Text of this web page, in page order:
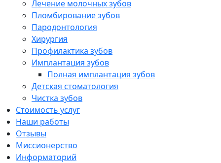
Лечение молочных зубов
Пломбирование зубов
Пародонтология
Хирургия
Профилактика зубов
Имплантация зубов
Полная имплантация зубов
Детская стоматология
Чистка зубов
Стоимость услуг
Наши работы
Отзывы
Миссионерство
Информаторий